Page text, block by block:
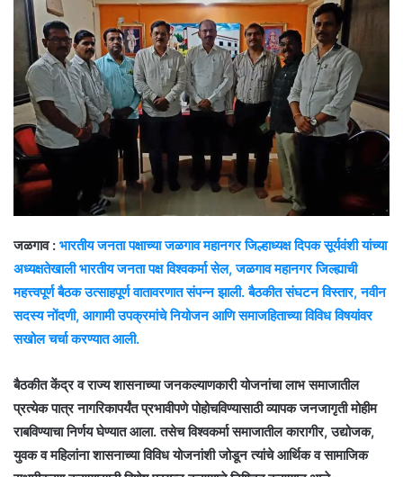
जळगाव : भारतीय जनता पक्षाच्या जळगाव महानगर जिल्हाध्यक्ष दिपक सूर्यवंशी यांच्या
अध्यक्षतेखाली भारतीय जनता पक्ष विश्वकर्मा सेल, जळगाव महानगर जिल्ह्याची
महत्त्वपूर्ण बैठक उत्साहपूर्ण वातावरणात संपन्न झाली. बैठकीत संघटन विस्तार, नवीन
सदस्य नोंदणी, आगामी उपक्रमांचे नियोजन आणि समाजहिताच्या विविध विषयांवर
सखोल चर्चा करण्यात आली.
बैठकीत केंद्र व राज्य शासनाच्या जनकल्याणकारी योजनांचा लाभ समाजातील
प्रत्येक पात्र नागरिकापर्यंत प्रभावीपणे पोहोचविण्यासाठी व्यापक जनजागृती मोहीम
राबविण्याचा निर्णय घेण्यात आला. तसेच विश्वकर्मा समाजातील कारागीर, उद्योजक,
युवक व महिलांना शासनाच्या विविध योजनांशी जोडून त्यांचे आर्थिक व सामाजिक